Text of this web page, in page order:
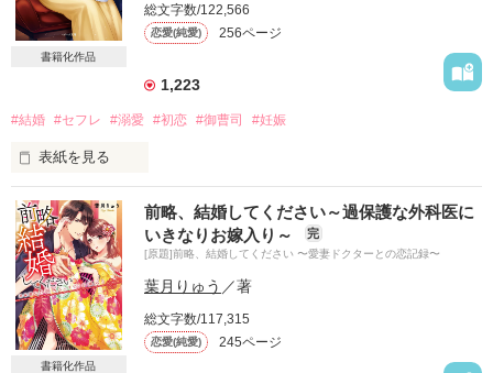
森　大和（もり　やまと）　35才
灯里の勤務するフォレストハウジング社長
大きな身体のイケメン独身社長
灯里から密かに”暴君”と呼ばれているが社員からの人気は高い
元彼の一級建築士　桐山櫂　に再会したことで灯里の止まって
社長の縁談除けに偽カノを引き受けて３年。
いつかはこの居心地の良い関係も終わってしまうの？
「そろそろ前に進んだ方がいい」
私は前に進めますか？
書籍化作品
総文字数/122,566
恋愛(純愛) 256ページ
1,223
#結婚 #セフレ #溺愛 #初恋 #御曹司 #妊娠
表紙を見る
「ハギモリビール」社長秘書
岡崎凛音 （おかざきりおん）（27）
「ハギモリビール」部長　そして実は･･････
壬生柊吾（みぶしゅうご）（34）
*・.+･｡*☆☆・.★･.+･｡*☆☆・.+
書籍化作品
前略、結婚してください～過保護な外科医に
いきなりお嫁入り～
完
[原題]前略、結婚してください 〜愛妻ドクターとの恋記録〜
葉月りゅう ／著
総文字数/117,315
恋愛(純愛) 245ページ